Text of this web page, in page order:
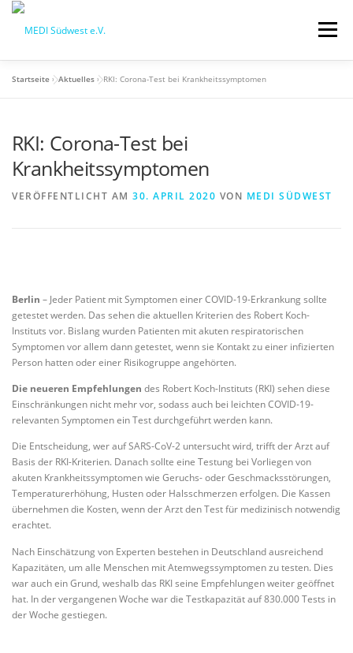
Zum
springen
Menü
MEDI VORTEILE PRAXISBEDARF-SHOP
Startseite »Aktuelles »RKI: Corona-Test bei Krankheitssymptomen
RKI: Corona-Test bei
Krankheitssymptomen
VERÖFFENTLICHT AM 30. APRIL 2020 VON MEDI SÜDWEST
Berlin – Jeder Patient mit Symptomen einer COVID-19-Erkrankung sollte
getestet werden. Das sehen die aktuellen Kriterien des Robert Koch-
Instituts vor. Bislang wurden Patienten mit akuten respiratorischen
Symptomen vor allem dann getestet, wenn sie Kontakt zu einer infizierten
Person hatten oder einer Risikogruppe angehörten.
Die neueren Empfehlungen des Robert Koch-Instituts (RKI) sehen diese
Einschränkungen nicht mehr vor, sodass auch bei leichten COVID-19-
relevanten Symptomen ein Test durchgeführt werden kann.
Die Entscheidung, wer auf SARS-CoV-2 untersucht wird, trifft der Arzt auf
Basis der RKI-Kriterien. Danach sollte eine Testung bei Vorliegen von
akuten Krankheitssymptomen wie Geruchs- oder Geschmacksstörungen,
Temperaturerhöhung, Husten oder Halsschmerzen erfolgen. Die Kassen
übernehmen die Kosten, wenn der Arzt den Test für medizinisch notwendig
erachtet.
Nach Einschätzung von Experten bestehen in Deutschland ausreichend
Kapazitäten, um alle Menschen mit Atemwegssymptomen zu testen. Dies
war auch ein Grund, weshalb das RKI seine Empfehlungen weiter geöffnet
hat. In der vergangenen Woche war die Testkapazität auf 830.000 Tests in
der Woche gestiegen.